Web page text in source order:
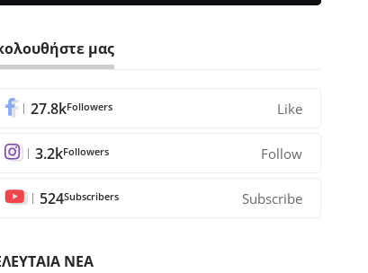
μας
27.8kFollowers Like
3.2kFollowers Follow
524Subscribers Subscribe
ΝΕΑ